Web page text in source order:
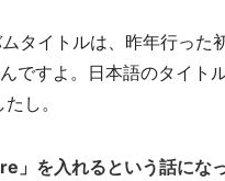
タイトルは、昨年行った
ですよ。日本語のタイト
し。
を入れるという話になっ